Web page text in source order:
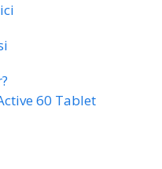
60 Tablet